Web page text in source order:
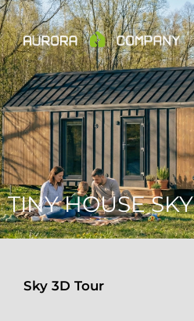
TINY HOUSE SKY
Sky 3D Tour